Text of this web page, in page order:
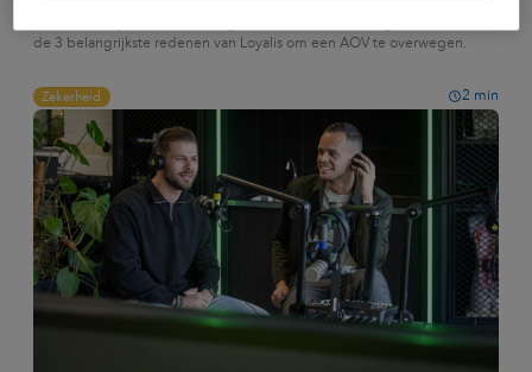
de 3 belangrijkste redenen van Loyalis om een AOV te overwegen.
Zekerheid 2 min